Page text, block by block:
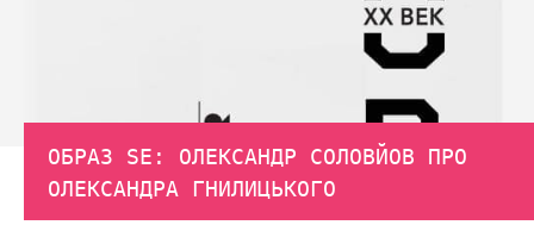
ОБРАЗ SE: ОЛЕКСАНДР СОЛОВЙОВ ПРО
ОЛЕКСАНДРА ГНИЛИЦЬКОГО